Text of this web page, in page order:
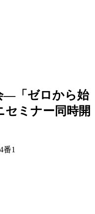
—「ゼロから始
セミナー同時開
番1